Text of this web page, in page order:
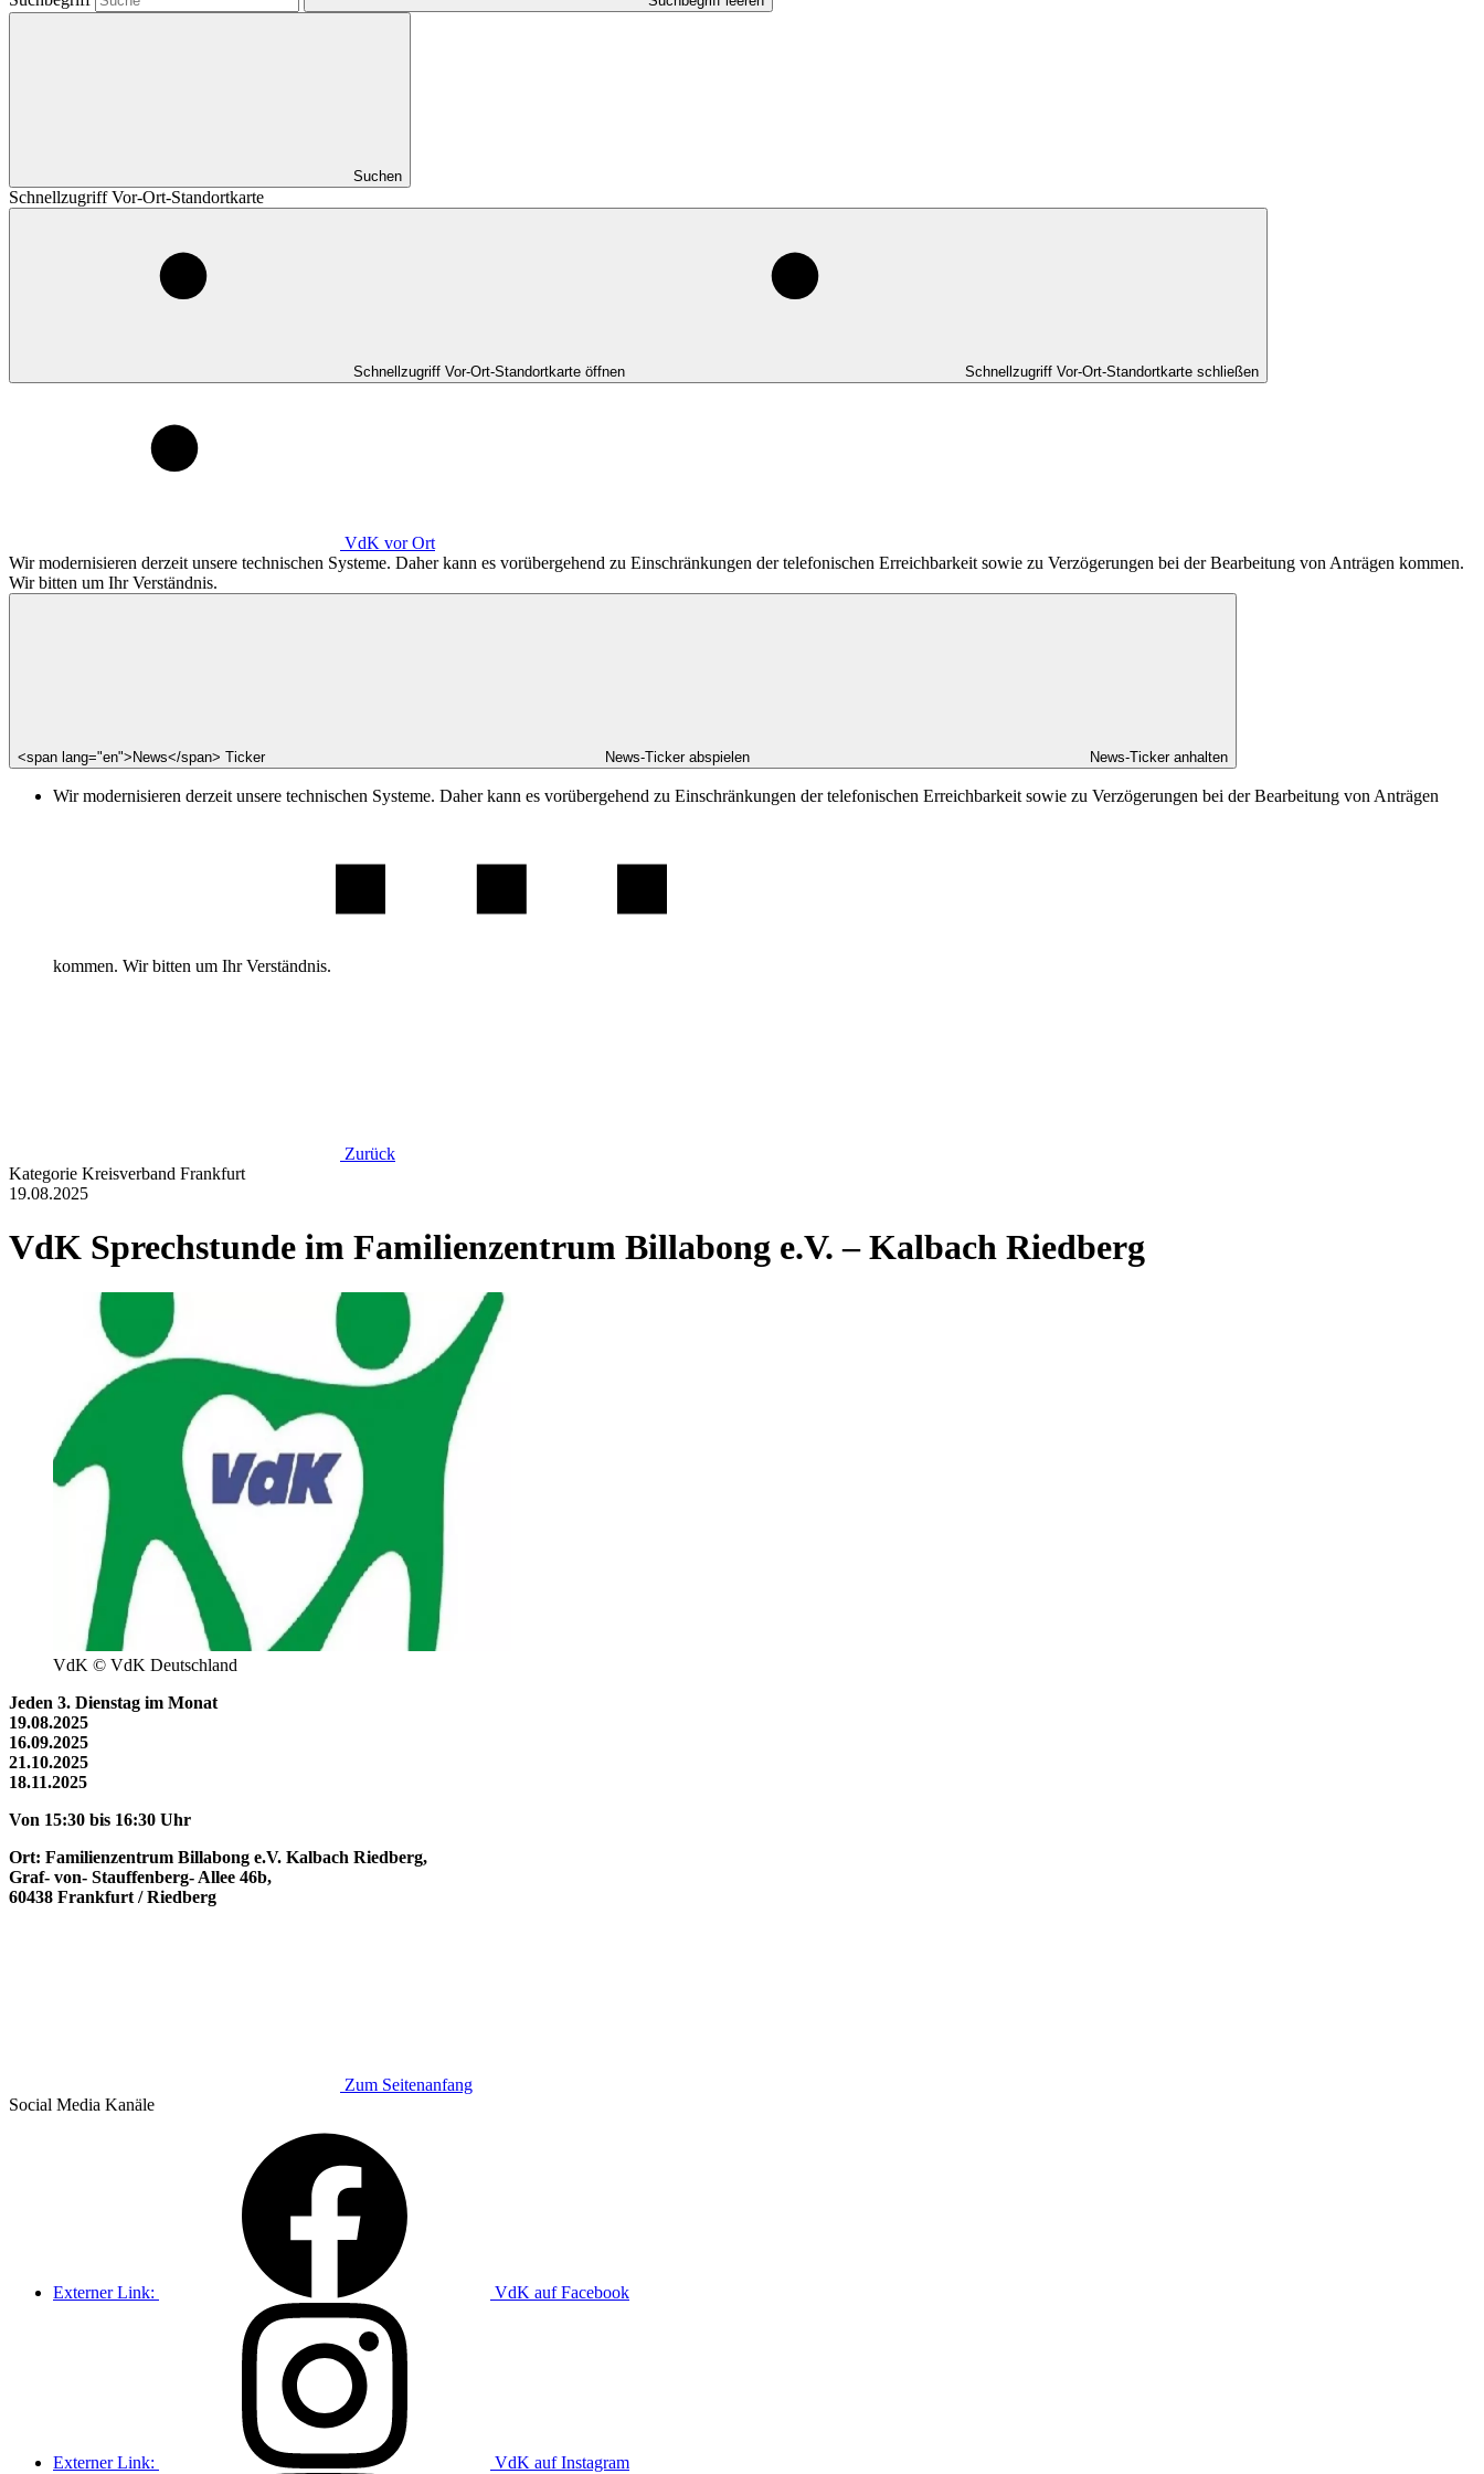
Suchen
Schnellzugriff Vor-Ort-Standortkarte
Schnellzugriff Vor-Ort-Standortkarte öffnen Schnellzugriff Vor-Ort-Standortkarte schließen
VdK vor Ort
Wir modernisieren derzeit unsere technischen Systeme. Daher kann es vorübergehend zu Einschränkungen der telefonischen Erreichbarkeit sowie zu Verzögerungen bei der Bearbeitung von Anträgen kommen.
Wir bitten um Ihr Verständnis.
<span lang="en">News</span> Ticker News-Ticker abspielen News-Ticker anhalten
Wir modernisieren derzeit unsere technischen Systeme. Daher kann es vorübergehend zu Einschränkungen der telefonischen Erreichbarkeit sowie zu Verzögerungen bei der Bearbeitung von Anträgen
kommen. Wir bitten um Ihr Verständnis.
Zurück
Kategorie Kreisverband Frankfurt
19.08.2025
VdK Sprechstunde im Familienzentrum Billabong e.V. – Kalbach Riedberg
VdK © VdK Deutschland
Jeden 3. Dienstag im Monat
19.08.2025
16.09.2025
21.10.2025
18.11.2025
Von 15:30 bis 16:30 Uhr
Ort: Familienzentrum Billabong e.V. Kalbach Riedberg,
Graf- von- Stauffenberg- Allee 46b,
60438 Frankfurt / Riedberg
Zum Seitenanfang
Social Media Kanäle
Externer Link: VdK auf Facebook
Externer Link: VdK auf Instagram